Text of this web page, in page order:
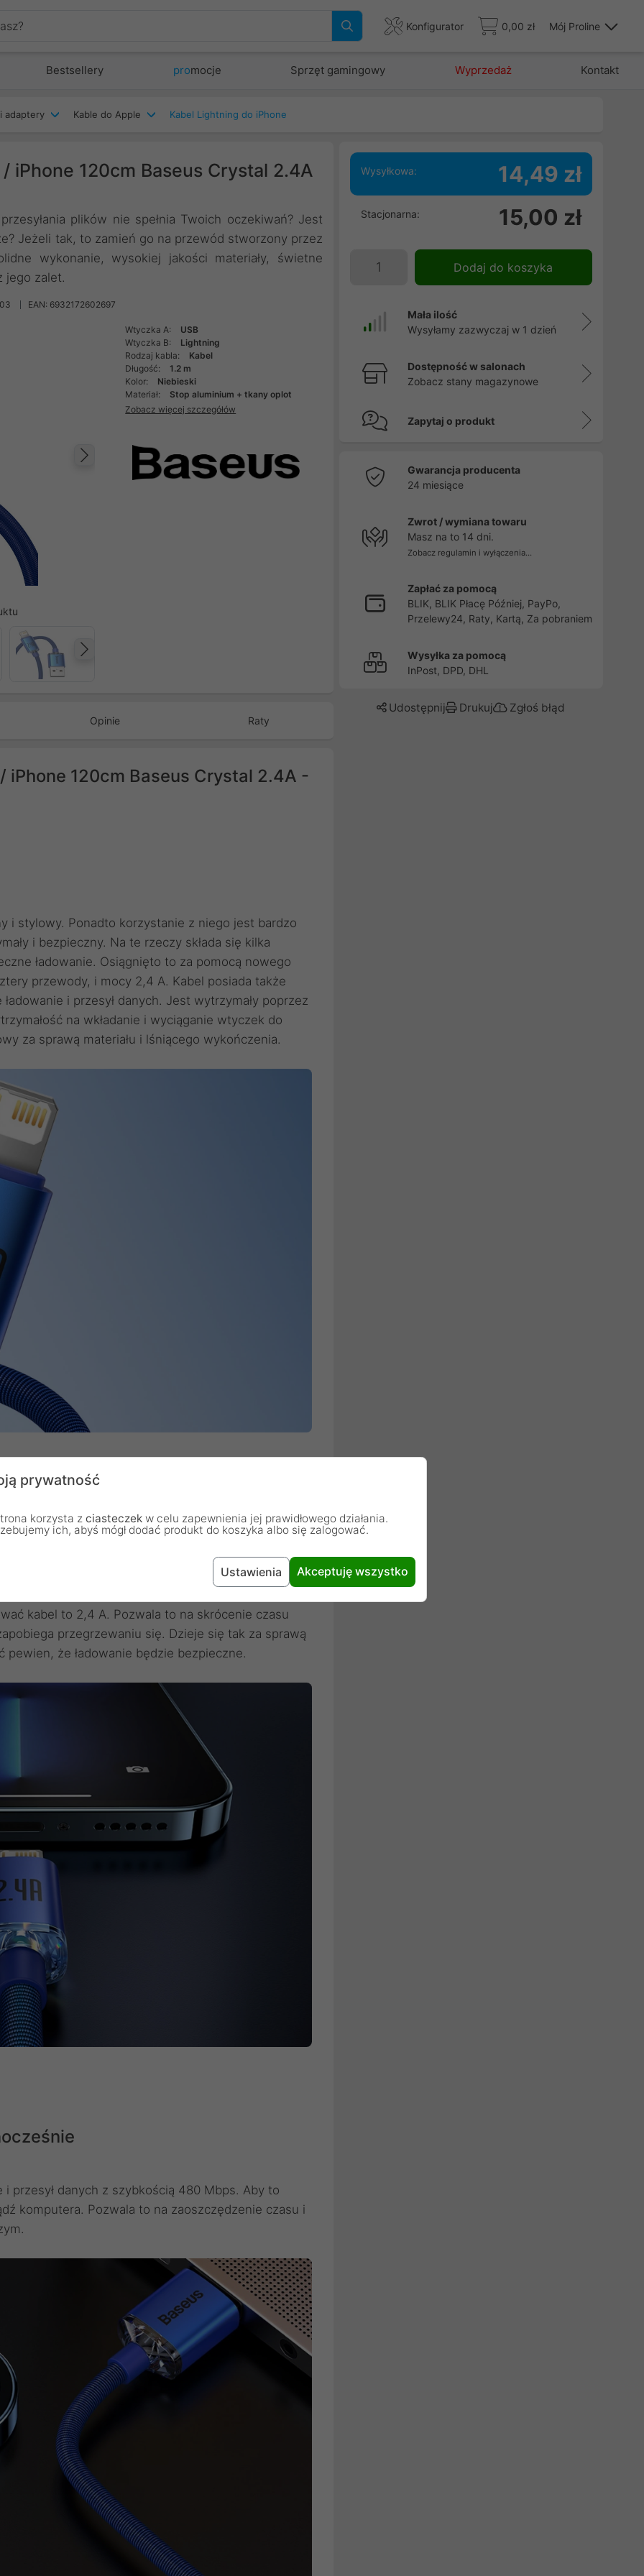
Konfigurator 0,00 zł Mój Proline
Bestsellery promocje Sprzęt gamingowy Wyprzedaż Kontakt
adaptery Kable do Apple Kabel Lightning do iPhone
iPhone 120cm Baseus Crystal 2.4A
plików nie spełnia Twoich oczekiwań? Jest
Jeżeli tak, to zamień go na przewód stworzony przez
wykonanie, wysokiej jakości materiały, świetne
jego zalet.
EAN: 6932172602697
Następny
Wtyczka A:
USB
Wtyczka B:
Lightning
Rodzaj kabla:
Kabel
Długość:
1.2 m
Kolor:
Niebieski
Materiał:
Stop aluminium + tkany oplot
Zobacz więcej szczegółów
Opinie Raty
iPhone 120cm Baseus Crystal 2.4A -
i stylowy. Ponadto korzystanie z niego jest bardzo
i bezpieczny. Na te rzeczy składa się kilka
ładowanie. Osiągnięto to za pomocą nowego
przewody, i mocy 2,4 A. Kabel posiada także
i przesył danych. Jest wytrzymały poprzez
na wkładanie i wyciąganie wtyczek do
za sprawą materiału i lśniącego wykończenia.
i szybkie ładowanie. Aby jeszcze ulepszyć
wzmocnienie oraz kabel miedziany z
kabel to 2,4 A. Pozwala to na skrócenie czasu
przegrzewaniu się. Dzieje się tak za sprawą
że ładowanie będzie bezpieczne.
przesył danych z szybkością 480 Mbps. Aby to
komputera. Pozwala to na zaoszczędzenie czasu i
Wysyłkowa: 14,49 zł
Stacjonarna: 15,00 zł
Dodaj do koszyka
Mała ilość
Wysyłamy zazwyczaj w 1 dzień
Dostępność w salonach
Zobacz stany magazynowe
Zapytaj o produkt
Gwarancja producenta
24 miesiące
Zwrot / wymiana towaru
Masz na to 14 dni.
Zobacz regulamin i wyłączenia...
Zapłać za pomocą
BLIK, BLIK Płacę Później, PayPo,
Przelewy24, Raty, Kartą, Za pobraniem
Wysyłka za pomocą
InPost, DPD, DHL
Udostępnij Drukuj Zgłoś błąd
prywatność
korzysta z ciasteczek w celu zapewnienia jej prawidłowego działania.
ich, abyś mógł dodać produkt do koszyka albo się zalogować.
Ustawienia Akceptuję wszystko